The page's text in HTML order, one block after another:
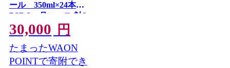
ール 350ml×24本
PSB 2ヶ月コース(計2
箱)
30,000 円
たまったWAON
POINTで寄附でき